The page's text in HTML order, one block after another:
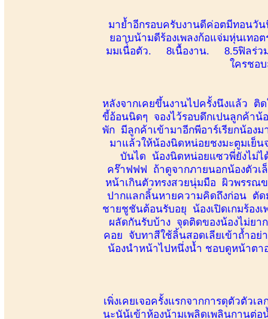
มาย้ำอีกรอบครับงานดีค่อตมีทอนวัน
ยอาบน้ามดีร้องเพลงก้อแจ่มหุ่นเทอ
มมเนื่้อตัว. 8เนื้องาน. 8.5ฟิลร่ว
ใครชอ
หลังจากเคยขึ้นงานไปครั้งนึงแล้ว ติ
ขี้อ้อนนิดๆ จองไว้รอบดึกเปนลูกค้าน้
พัก มีลูกค้าเข้ามาอีกพีอาร์เรียกน้อง
มาแล้วให้น้องนิดหน่อยชงมะตูมเย็
บันได น้องนิดหน่อยแซวพี่ยังไม่ไ
คร๊าฟฟฟ ถ้าดูจากภายนอกน้องตัวเ
หน้าเกินตัวทรงสวยนุ่มมือ ผิวพรรณข
ปากแลกลิ้นหายความคิดถึงก่อน ตัด
ชายชูชันต้อนรับอยุ น้องเปิดเกมร้อง
ผลัดกันรับบ้าง จุดติดของน้องไม่ยา
คอย จับทาสีใช้ลิ้นสอดเลียเข้าถ้ำอย่
น้องนำหน้าไปหนึ่งน้ำ ชอบดูหน้าตา
เพิ่งเคยเจอครั้งแรกจากการดุตัวตัว
นะนัน้เข้าห้องน้ามเพลิดเพลินกานต่